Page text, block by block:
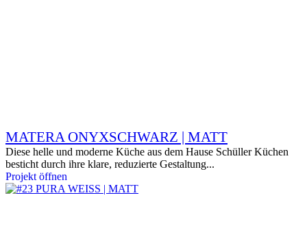
MATERA ONYXSCHWARZ | MATT
Diese helle und moderne Küche aus dem Hause Schüller Küchen
besticht durch ihre klare, reduzierte Gestaltung...
Projekt öffnen